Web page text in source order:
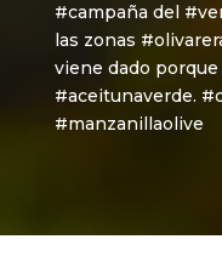
#campaña del
las zonas
viene dado
#aceitunaverde.
#manzanillaolive